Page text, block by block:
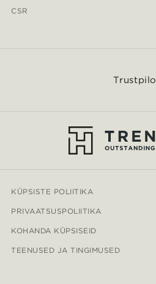
CSR
KÜPSISTE POLIITIKA
PRIVAATSUSPOLIITIKA
KOHANDA KÜPSISEID
TEENUSED JA TINGIMUSED